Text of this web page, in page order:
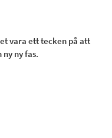
vara ett tecken på att
ny fas.